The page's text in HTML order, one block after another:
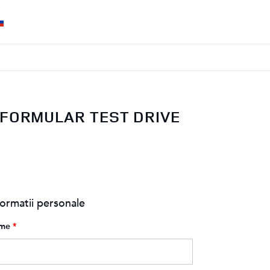
FORMULAR TEST DRIVE
personale
*